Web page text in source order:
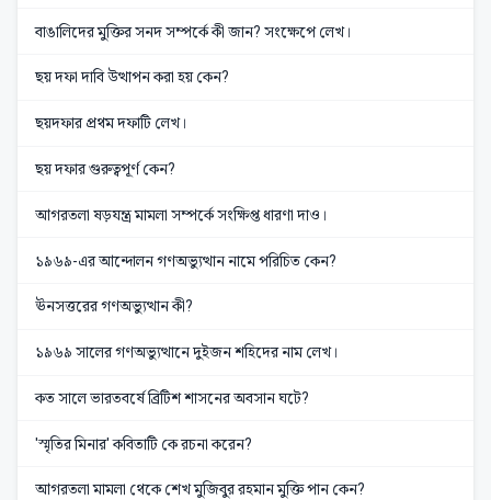
বাঙালিদের মুক্তির সনদ সম্পর্কে কী জান? সংক্ষেপে লেখ।
ছয় দফা দাবি উত্থাপন করা হয় কেন?
ছয়দফার প্রথম দফাটি লেখ।
ছয় দফার গুরুত্বপূর্ণ কেন?
আগরতলা ষড়যন্ত্র মামলা সম্পর্কে সংক্ষিপ্ত ধারণা দাও।
১৯৬৯-এর আন্দোলন গণঅভ্যুত্থান নামে পরিচিত কেন?
ঊনসত্তরের গণঅভ্যুত্থান কী?
১৯৬৯ সালের গণঅভ্যুত্থানে দুইজন শহিদের নাম লেখ।
কত সালে ভারতবর্ষে ব্রিটিশ শাসনের অবসান ঘটে?
'স্মৃতির মিনার' কবিতাটি কে রচনা করেন?
আগরতলা মামলা থেকে শেখ মুজিবুর রহমান মুক্তি পান কেন?